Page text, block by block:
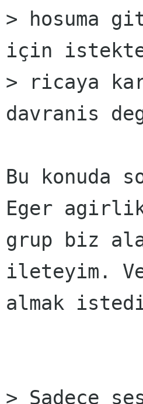
> hosuma
için istekte
> ricaya
davranis
Bu
Eger
grup biz
ileteyim.
almak
> Sadece